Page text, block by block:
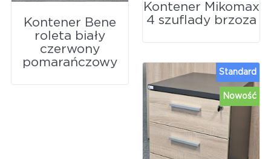
Kontener Bene
roleta biały
czerwony
pomarańczowy
Kontener Mikomax
4 szuflady brzoza
Nowość
Standard